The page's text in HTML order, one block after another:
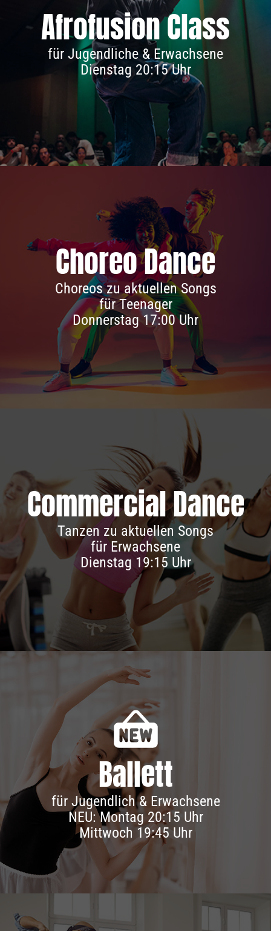
Afrofusion Class
für Jugendliche & Erwachsene
Dienstag 20:15 Uhr
Infos & Anmeldung
Choreo Dance
Choreos zu aktuellen Songs
für Teenager
Donnerstag 17:00 Uhr
Infos & Anmeldung
Com­mercial Dance
Tanzen zu aktuellen Songs
für Erwachsene
Dienstag 19:15 Uhr
Infos & Anmeldung
Ballett
für Jugendlich & Erwachsene
NEU: Montag 20:15 Uhr
Mittwoch 19:45 Uhr
Infos & Anmeldung